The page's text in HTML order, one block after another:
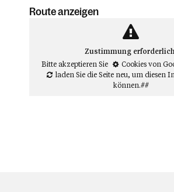
Route anzeigen
Zustimmung
Bitte akzeptieren Sie
Cookies von
laden Sie die Seite neu, um diesen
können.##